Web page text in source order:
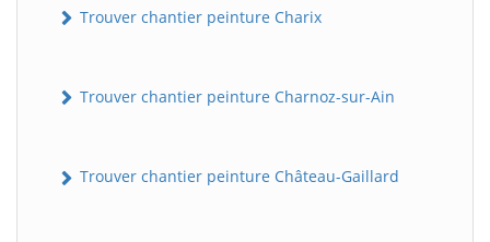
Trouver chantier peinture Charix
Trouver chantier peinture Charnoz-sur-Ain
Trouver chantier peinture Château-Gaillard